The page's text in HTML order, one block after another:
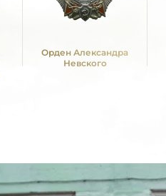
Орден Александра
Невского